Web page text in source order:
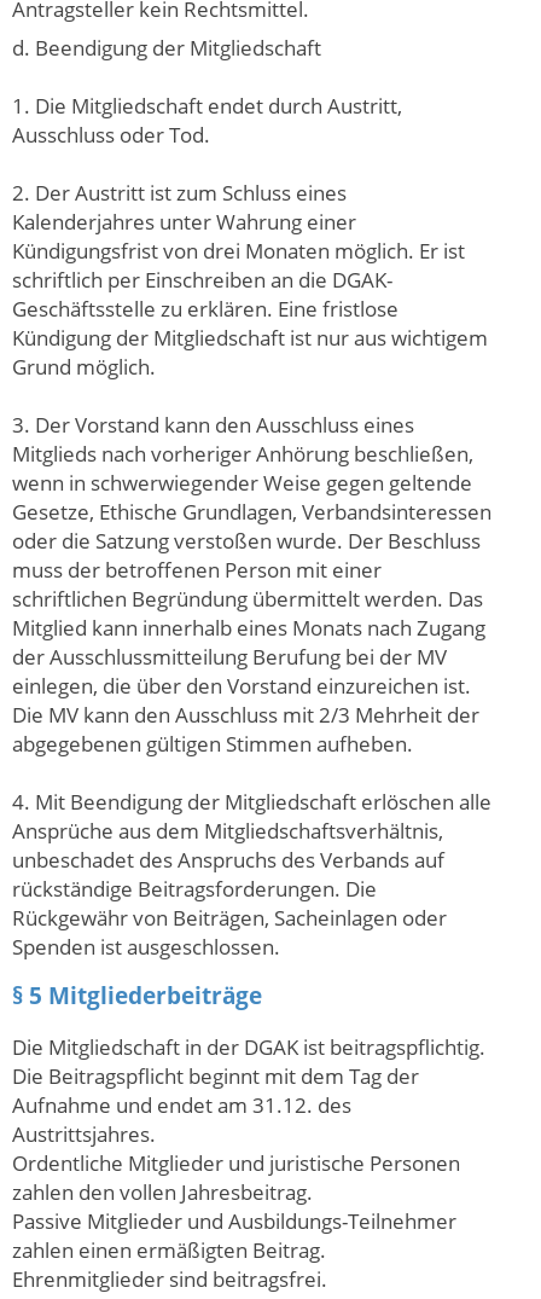
Antragsteller kein Rechtsmittel.
d. Beendigung der Mitgliedschaft
1. Die Mitgliedschaft endet durch Austritt,
Ausschluss oder Tod.
2. Der Austritt ist zum Schluss eines
Kalenderjahres unter Wahrung einer
Kündigungsfrist von drei Monaten möglich. Er ist
schriftlich per Einschreiben an die DGAK-
Geschäftsstelle zu erklären. Eine fristlose
Kündigung der Mitgliedschaft ist nur aus wichtigem
Grund möglich.
3. Der Vorstand kann den Ausschluss eines
Mitglieds nach vorheriger Anhörung beschließen,
wenn in schwerwiegender Weise gegen geltende
Gesetze, Ethische Grundlagen, Verbandsinteressen
oder die Satzung verstoßen wurde. Der Beschluss
muss der betroffenen Person mit einer
schriftlichen Begründung übermittelt werden. Das
Mitglied kann innerhalb eines Monats nach Zugang
der Ausschlussmitteilung Berufung bei der MV
einlegen, die über den Vorstand einzureichen ist.
Die MV kann den Ausschluss mit 2/3 Mehrheit der
abgegebenen gültigen Stimmen aufheben.
4. Mit Beendigung der Mitgliedschaft erlöschen alle
Ansprüche aus dem Mitgliedschaftsverhältnis,
unbeschadet des Anspruchs des Verbands auf
rückständige Beitragsforderungen. Die
Rückgewähr von Beiträgen, Sacheinlagen oder
Spenden ist ausgeschlossen.
§ 5 Mitgliederbeiträge
Die Mitgliedschaft in der DGAK ist beitragspflichtig.
Die Beitragspflicht beginnt mit dem Tag der
Aufnahme und endet am 31.12. des
Austrittsjahres.
Ordentliche Mitglieder und juristische Personen
zahlen den vollen Jahresbeitrag.
Passive Mitglieder und Ausbildungs-Teilnehmer
zahlen einen ermäßigten Beitrag.
Ehrenmitglieder sind beitragsfrei.